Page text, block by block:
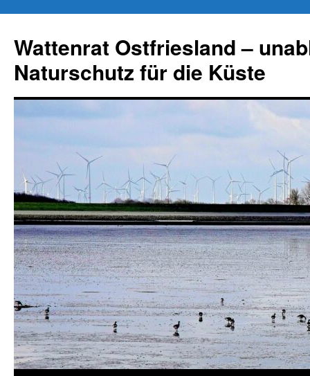
springen
Wattenrat Ostfriesland –
Naturschutz für die Küste